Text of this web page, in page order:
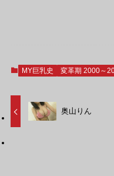
MY巨乳史 変革期 2000～
奥山りん